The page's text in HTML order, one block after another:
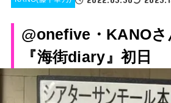
@onefive・KANOさ
『海街diary』初日